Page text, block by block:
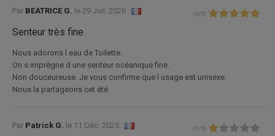
Par BEATRICE G. le 29 Juil. 2026 : ( 5/ 5)
Senteur très fine
Nous adorons l eau de Toilette.
On s imprègne d une senteur océanique fine.
Non douceureuse. Je vous confirme que l usage est unisexe.
Nous la partageons cet été.
Par Patrick G. le 11 Déc. 2025 : ( 1 / 5)